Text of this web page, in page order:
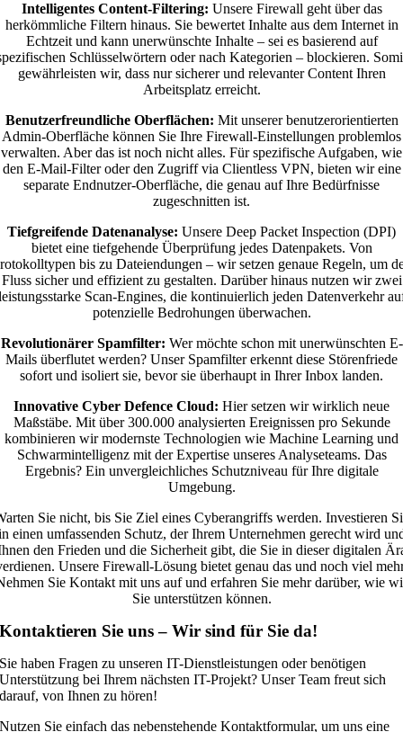
Intelligentes Content-Filtering: Unsere Firewall geht über das
herkömmliche Filtern hinaus. Sie bewertet Inhalte aus dem Internet in
Echtzeit und kann unerwünschte Inhalte – sei es basierend auf
Schlüsselwörtern oder nach Kategorien – blockieren.
gewährleisten wir, dass nur sicherer und relevanter Content Ihren
Arbeitsplatz erreicht.
Benutzerfreundliche Oberflächen: Mit unserer benutzerorientierten
Admin-Oberfläche können Sie Ihre Firewall-Einstellungen problemlos
verwalten. Aber das ist noch nicht alles. Für spezifische Aufgaben, wie
den E-Mail-Filter oder den Zugriff via Clientless VPN, bieten wir eine
separate Endnutzer-Oberfläche, die genau auf Ihre Bedürfnisse
zugeschnitten ist.
Tiefgreifende Datenanalyse: Unsere Deep Packet Inspection (DPI)
bietet eine tiefgehende Überprüfung jedes Datenpakets. Von
bis zu Dateiendungen – wir setzen genaue Regeln, um
Fluss sicher und effizient zu gestalten. Darüber hinaus nutzen wir zwei
Scan-Engines, die kontinuierlich jeden Datenverkehr
potenzielle Bedrohungen überwachen.
Revolutionärer Spamfilter: Wer möchte schon mit unerwünschten E-
Mails überflutet werden? Unser Spamfilter erkennt diese Störenfriede
sofort und isoliert sie, bevor sie überhaupt in Ihrer Inbox landen.
Innovative Cyber Defence Cloud: Hier setzen wir wirklich neue
Maßstäbe. Mit über 300.000 analysierten Ereignissen pro Sekunde
kombinieren wir modernste Technologien wie Machine Learning und
Schwarmintelligenz mit der Expertise unseres Analyseteams. Das
Ergebnis? Ein unvergleichliches Schutzniveau für Ihre digitale
Umgebung.
Sie nicht, bis Sie Ziel eines Cyberangriffs werden. Investieren
einen umfassenden Schutz, der Ihrem Unternehmen gerecht wird
den Frieden und die Sicherheit gibt, die Sie in dieser digitalen
Unsere Firewall-Lösung bietet genau das und noch viel
Sie Kontakt mit uns auf und erfahren Sie mehr darüber, wie
Sie unterstützen können.
Kontaktieren Sie uns – Wir sind für Sie da!
Sie haben Fragen zu unseren IT-Dienstleistungen oder benötigen
Unterstützung bei Ihrem nächsten IT-Projekt? Unser Team freut sich
darauf, von Ihnen zu hören!
Nutzen Sie einfach das nebenstehende Kontaktformular, um uns eine